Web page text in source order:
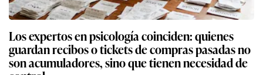
Los expertos en psicología coinciden: quienes
guardan recibos o tickets de compras pasadas no
son acumuladores, sino que tienen necesidad de